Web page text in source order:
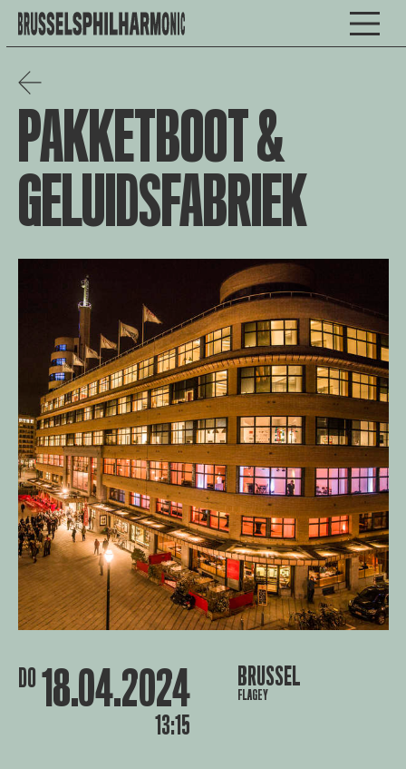
PAKKETBOOT &
GELUIDSFABRIEK
DO 18.04.2024
13:15
BRUSSEL
FLAGEY